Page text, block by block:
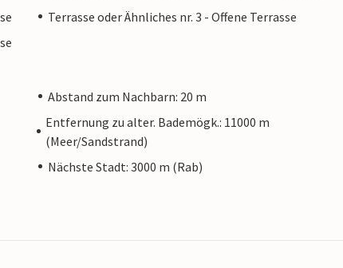
Terrasse oder Ähnliches nr. 3 - Offene Terrasse
Abstand zum Nachbarn: 20 m
Entfernung zu alter. Bademögk.: 11000 m
(Meer/Sandstrand)
Nächste Stadt: 3000 m (Rab)